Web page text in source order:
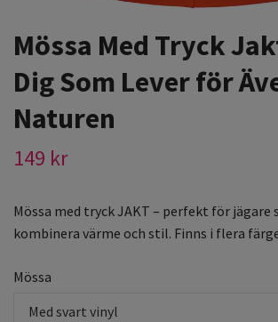
Mössa Med Tryck
Dig Som Lever för
Naturen
149 kr
Mössa med tryck JAKT – perfekt för jägare
kombinera värme och stil. Finns i flera
Mössa
Med svart vinyl